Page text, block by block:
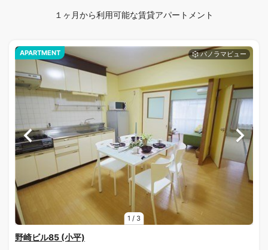
１ヶ月から利用可能な賃貸アパートメント
1 / 3
APARTMENT
野崎ビル85 (小平)